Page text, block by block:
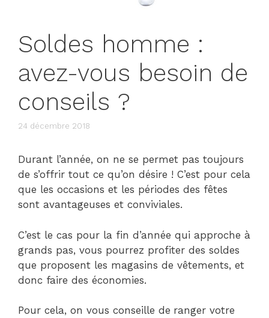
Soldes homme :
avez-vous besoin de
conseils ?
24 décembre 2018
Durant l’année, on ne se permet pas toujours
de s’offrir tout ce qu’on désire ! C’est pour cela
que les occasions et les périodes des fêtes
sont avantageuses et conviviales.
C’est le cas pour la fin d’année qui approche à
grands pas, vous pourrez profiter des soldes
que proposent les magasins de vêtements, et
donc faire des économies.
Pour cela, on vous conseille de ranger votre